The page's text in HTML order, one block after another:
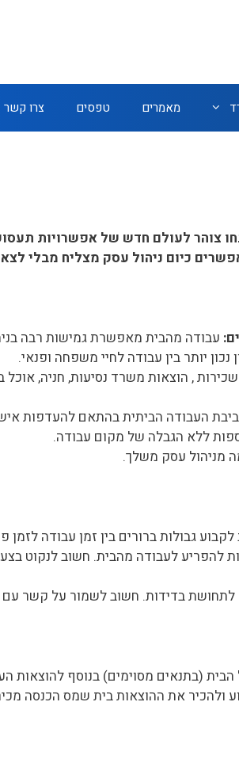
מאמרים טפסים צרו קשר
צוהר לעולם חדש של אפשרויות
כיום ניהול עסק מצליח מבלי
עבודה מהבית מאפשרת גמישות רבה
יותר בין עבודה לחיי משפחה ופנאי.
, הוצאות משרד נסיעות, חניה,
העבודה הביתית בהתאם להעדפות
ללא הגבלה של מקום עבודה.
מניהול עסק משלך.
גבולות ברורים בין זמן עבודה לזמן
להפריע לעבודה מהבית. חשוב לנקוט
לתחושת בדידות. חשוב לשמור על קשר
(בתנאים מסוימים) בנוסף
ולהכיר את ההוצאות בית שמס הכנסה